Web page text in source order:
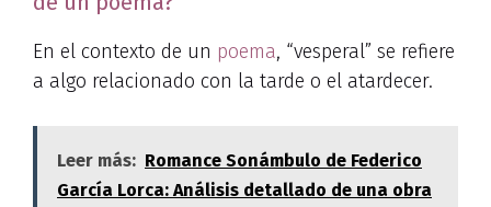
En el contexto de un poema, “vesperal” se refiere
a algo relacionado con la tarde o el atardecer.
Leer más: Romance Sonámbulo de Federico
García Lorca: Análisis detallado de una obra